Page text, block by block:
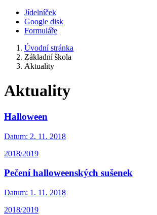
Jídelníček
Google disk
Formuláře
Úvodní stránka
Základní škola
Aktuality
Aktuality
Halloween
Datum: 2. 11. 2018
2018/2019
Pečení halloweenských sušenek
Datum: 1. 11. 2018
2018/2019